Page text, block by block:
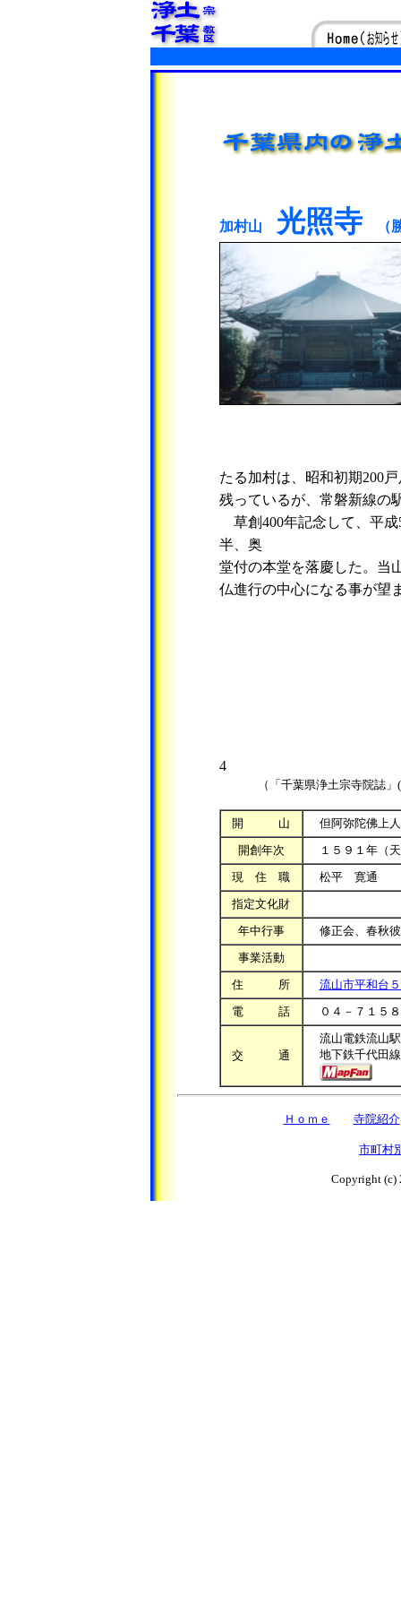
加村山 光照寺（
たる加村は、昭和初期200
残っているが、常磐新線の
草創400年記念して、平成
半、奥
堂付の本堂を落慶した。当
仏進行の中心になる事が望
4
（「千葉県浄土宗寺院
開 山
但阿弥陀佛上人
開創年次
１５９１年（
現 住 職
松平 寛通
指定文化財
年中行事
修正会、春秋彼
事業活動
住 所
流山市平和台
電 話
０４－７１５
交 通
流山電鉄流山
地下鉄千代田線
Ｈｏｍｅ 寺院紹介
市町村
Copyright (c)